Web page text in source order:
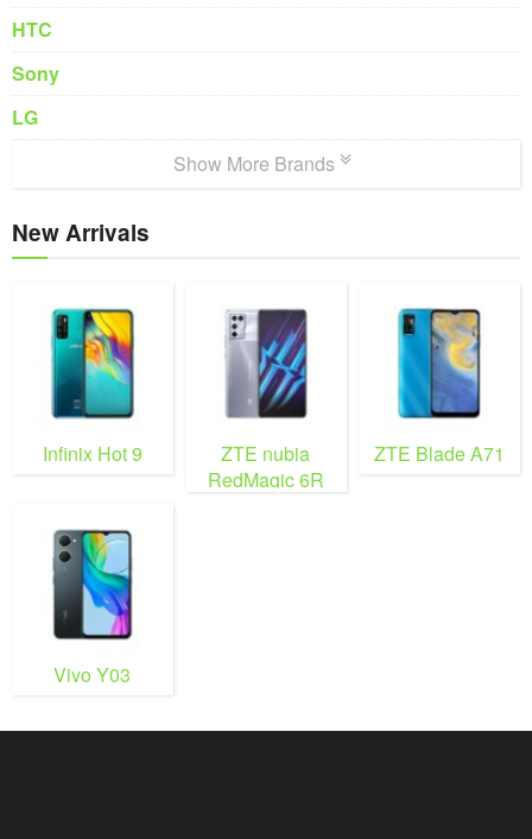
HTC
Sony
LG
Show More Brands
New Arrivals
Infinix Hot 9
ZTE nubia
RedMagic 6R
ZTE Blade A71
Vivo Y03